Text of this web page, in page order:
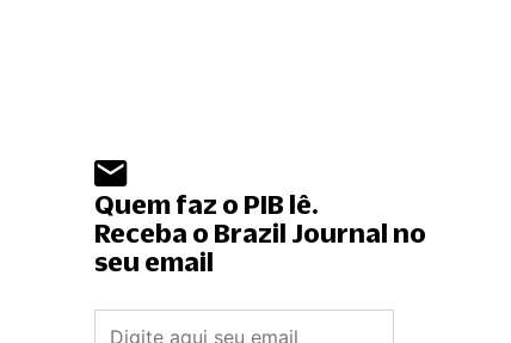
Quem faz o PIB lê.
Receba o Brazil Journal no
seu email